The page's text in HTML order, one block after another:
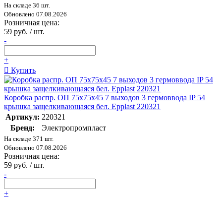
На складе 36 шт.
Обновлено 07.08.2026
Розничная цена:
59 руб. / шт.
-
+
Купить
Коробка распр. ОП 75х75х45 7 выходов 3 гермоввода IP 54
крышка защелкивающаяся бел. Epplast 220321
Артикул: 220321
Бренд:
Электропромпласт
На складе 371 шт.
Обновлено 07.08.2026
Розничная цена:
59 руб. / шт.
-
+